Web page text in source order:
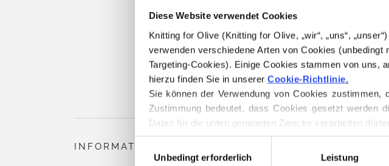
Diese Website verwendet Cookies
Knitting for Olive (Knitting for Olive, „wir“, „uns“,
verwenden verschiedene Arten von Cookies
Targeting-Cookies). Einige Cookies stammen von uns,
hierzu finden Sie in unserer Cookie-Richtlinie.
Sie können der Verwendung von Cookies
Zustimmung bedeutet, dass Cookies gesetzt werden
Daten für die unten genannten Zwecke verarbeiten
Sie können Ihre Einwilligung jederzeit über unsere
Löschen von Cookies finden.
Unbedingt erforderlich Leistung
INFORMATIONEN ZUM PRODUKT